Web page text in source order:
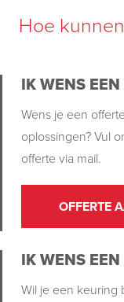
Hoe
IK WENS
Wens je een
oplossingen? Vul
offerte via mail.
OFFERTE
IK WENS
Wil je een keuring